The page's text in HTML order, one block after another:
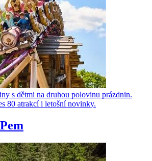
s dětmi na druhou polovinu prázdnin.
80 atrakcí i letošní novinky.